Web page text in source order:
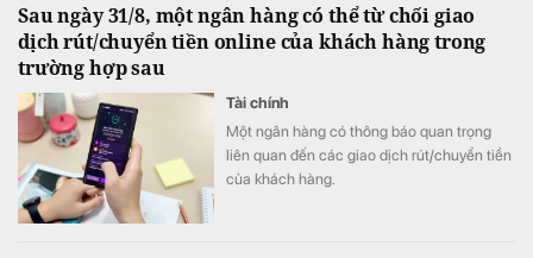
Sau ngày 31/8, một ngân hàng có thể từ chối giao
dịch rút/chuyển tiền online của khách hàng trong
trường hợp sau
Tài chính
Một ngân hàng có thông báo quan trọng
liên quan đến các giao dịch rút/chuyển tiền
của khách hàng.